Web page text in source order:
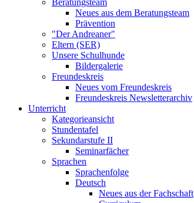
Beratungsteam
Neues aus dem Beratungsteam
Prävention
"Der Andreaner"
Eltern (SER)
Unsere Schulhunde
Bildergalerie
Freundeskreis
Neues vom Freundeskreis
Freundeskreis Newsletterarchiv
Unterricht
Kategorieansicht
Stundentafel
Sekundarstufe II
Seminarfächer
Sprachen
Sprachenfolge
Deutsch
Neues aus der Fachschaft